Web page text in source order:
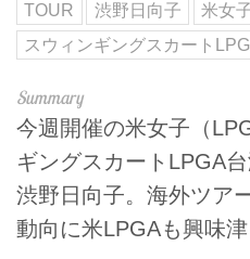
TOUR 渋野日向子
米女
スウィンギングスカート
今週開催の米女子（
ギングスカートLPGA
渋野日向子。海外ツア
動向に米LPGAも興味